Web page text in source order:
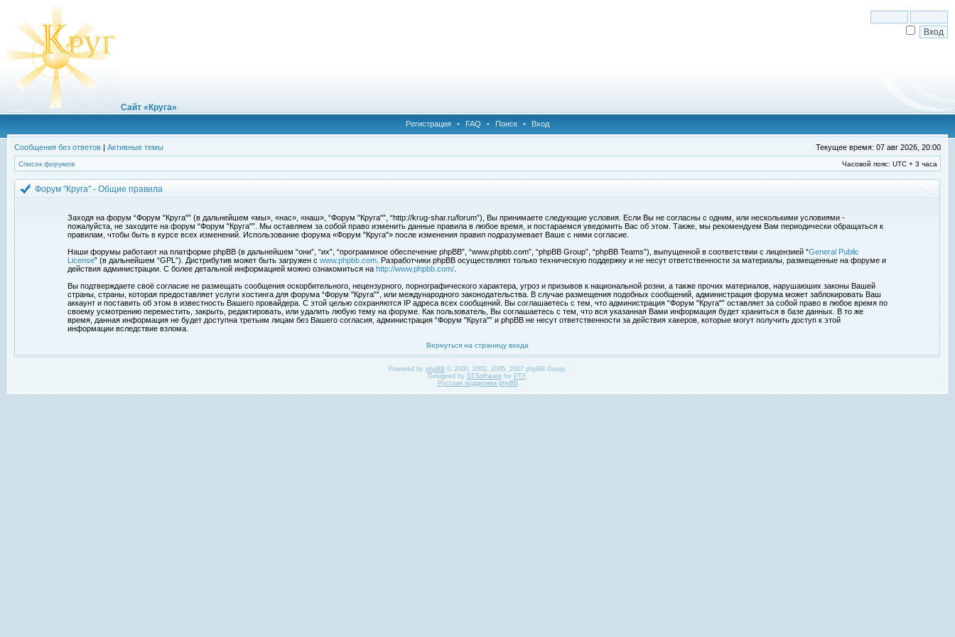
Сайт «Круга»
Регистрация • FAQ • Поиск • Вход
Сообщения без ответов | Активные темы Текущее время: 07 авг 2026, 20:00
Список форумов Часовой пояс: UTC + 3 часа
Форум "Круга" - Общие правила
Заходя на форум “Форум "Круга"” (в дальнейшем «мы», «нас», «наш», “Форум "Круга"”, “http://krug-shar.ru/forum”), Вы принимаете следующие условия. Если Вы не согласны с одним, или несколькими условиями -
пожалуйста, не заходите на форум “Форум "Круга"”. Мы оставляем за собой право изменить данные правила в любое время, и постараемся уведомить Вас об этом. Также, мы рекомендуем Вам периодически обращаться к
правилам, чтобы быть в курсе всех изменений. Использование форума «Форум "Круга"» после изменения правил подразумевает Ваше с ними согласие.
Наши форумы работают на платформе phpBB (в дальнейшем “они”, “их”, “программное обеспечение phpBB”, “www.phpbb.com”, “phpBB Group”, “phpBB Teams”), выпущенной в соответствии с лицензией “General Public
License” (в дальнейшем “GPL”). Дистрибутив может быть загружен с www.phpbb.com . Разработчики phpBB осуществляют только техническую поддержку и не несут ответственности за материалы, размещенные на форуме и
действия администрации. С более детальной информацией можно ознакомиться на http://www.phpbb.com/
Вы подтверждаете своё согласие не размещать сообщения оскорбительного, нецензурного, порнографического характера, угроз и призывов к национальной розни, а также прочих материалов, нарушаюших законы Вашей
страны, страны, которая предоставляет услуги хостинга для форума “Форум "Круга"”, или международного законодательства. В случае размещения подобных сообщений, администрация форума может заблокировать Ваш
аккаунт и поставить об этом в известность Вашего провайдера. С этой целью сохраняются IP адреса всех сообщений. Вы соглашаетесь с тем, что администрация “Форум "Круга"” оставляет за собой право в любое время по
своему усмотрению переместить, закрыть, редактировать, или удалить любую тему на форуме. Как пользователь, Вы соглашаетесь с тем, что вся указанная Вами информация будет храниться в базе данных. В то же
время, данная информация не будет доступна третьим лицам без Вашего согласия, администрация “Форум "Круга"” и phpBB не несут ответственности за действия хакеров, которые могут получить доступ к этой
информации вследствие взлома.
Вернуться на страницу входа
Powered by phpBB© 2000, 2002, 2005, 2007 phpBB Group.
Designed by STSoftwarefor PTF.
Русская поддержка phpBB